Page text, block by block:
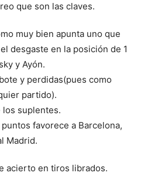
que son las claves.
muy bien apunta uno que
desgaste en la posición de 1
y Ayón.
y perdidas(pues como
partido).
suplentes.
favorece a Barcelona,
Madrid.
acierto en tiros librados.